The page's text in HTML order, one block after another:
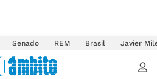
Senado REM Brasil Javier